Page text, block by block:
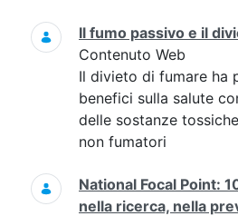
Il fumo passivo e il
Contenuto Web
Il divieto di fumare ha
benefici sulla salute
delle sostanze
non fumatori
National Focal Point:
nella ricerca, nella